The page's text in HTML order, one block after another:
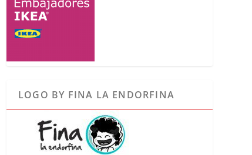
LOGO BY FINA LA ENDORFINA